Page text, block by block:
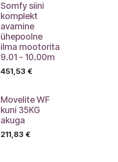
Somfy siini
komplekt
avamine
ühepoolne
ilma mootorita
9.01 - 10.00m
451,53€
Movelite WF
kuni 35KG
akuga
211,83€